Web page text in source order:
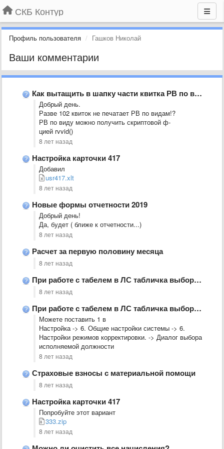
СКБ Контур
Профиль пользователя Гашков Николай
Ваши комментарии
Как вытащить в шапку части квитка РВ по виду?
Добрый день.
Разве 102 квиток не печатает РВ по видам!?
РВ по виду можно получить скриптовой ф-
цией rvvid()
8 лет назад
Настройка карточки 417
Добавил
usr417.xlt
8 лет назад
Новые формы отчетности 2019
Добрый день!
Да, будет ( ближе к отчетности...)
8 лет назад
Расчет за первую половину месяца
8 лет назад
При работе с табелем в ЛС табличка выбора совместительства
8 лет назад
При работе с табелем в ЛС табличка выбора совместительства
Можете поставить 1 в
Настройка -> 6. Общие настройки системы -> 6.
Настройки режимов корректировки. -> Диалог выбора
исполняемой должности
8 лет назад
Страховые взносы с материальной помощи
8 лет назад
Настройка карточки 417
Попробуйте этот вариант
333.zip
8 лет назад